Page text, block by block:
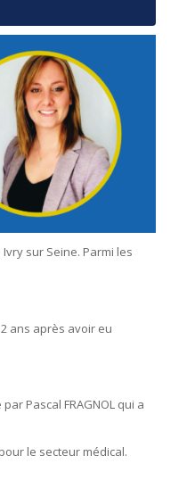
Ivry sur Seine. Parmi les
2 ans après avoir eu
Pascal FRAGNOL qui a
le secteur médical.